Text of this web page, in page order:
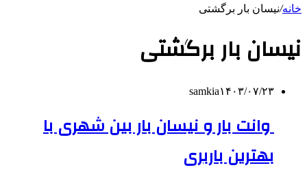
خانه/نیسان بار برگشتی
نیسان بار برگشتی
samkia۱۴۰۳/۰۷/۲۳
وانت بار و نیسان بار بین شهری با
بهترین باربری